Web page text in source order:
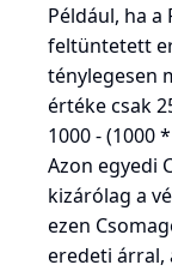
Például, ha a
feltüntetett
ténylegesen
értéke csak
1000 - (1000
Azon egyedi
kizárólag a
ezen
eredeti árral,